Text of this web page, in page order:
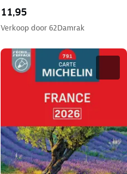
11,95
Verkoop door 62Damrak